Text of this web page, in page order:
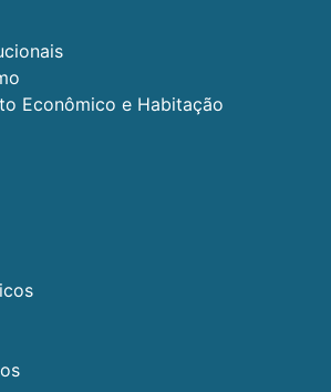
Econômico e Habitação